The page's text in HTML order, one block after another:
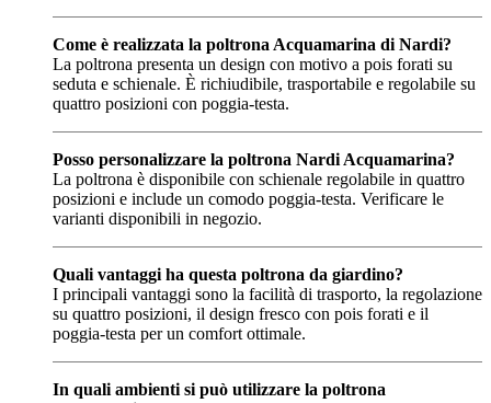
Come è realizzata la poltrona Acquamarina di Nardi?
La poltrona presenta un design con motivo a pois forati su
seduta e schienale. È richiudibile, trasportabile e regolabile su
quattro posizioni con poggia-testa.
Posso personalizzare la poltrona Nardi Acquamarina?
La poltrona è disponibile con schienale regolabile in quattro
posizioni e include un comodo poggia-testa. Verificare le
varianti disponibili in negozio.
Quali vantaggi ha questa poltrona da giardino?
I principali vantaggi sono la facilità di trasporto, la regolazione
su quattro posizioni, il design fresco con pois forati e il
poggia-testa per un comfort ottimale.
In quali ambienti si può utilizzare la poltrona